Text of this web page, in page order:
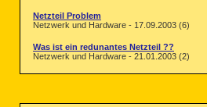
Netzteil Problem
Netzwerk und Hardware - 17.09.2003 (6)
Was ist ein redunantes Netzteil ??
Netzwerk und Hardware - 21.01.2003 (2)